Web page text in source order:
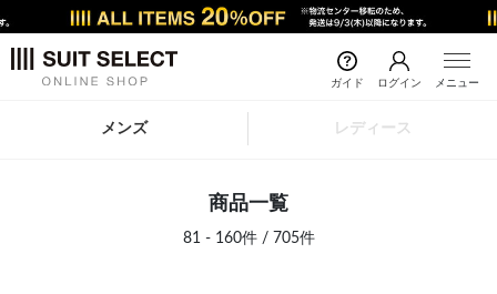
ガイド ログイン メニュー
メンズ レディース
商品一覧
81 - 160件 / 705件